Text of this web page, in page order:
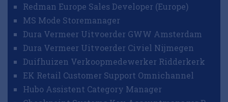
Redman Europe Sales Developer (Europe)
MS Mode Storemanager
Dura Vermeer Uitvoerder GWW Amsterdam
Dura Vermeer Uitvoerder Civiel Nijmegen
Duifhuizen Verkoopmedewerker Ridderkerk
EK Retail Customer Support Omnichannel
Hubo Assistent Category Manager